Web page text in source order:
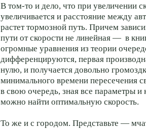
В том-то и дело, что при увеличении
увеличивается и расстояние между
растет тормозной путь. Причем
пути от скорости не линейная — в
огромные уравнения из теории
дифференцируются, первая
нулю, и получается довольно
минимального времени пересечения
в свою очередь, зная все параметры
можно найти оптимальную скорость.
То же и с городом. Представьте —